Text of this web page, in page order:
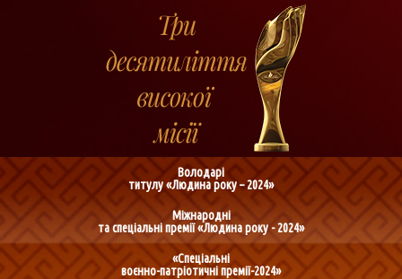
Володарі
титулу «Людина року – 2024»
Міжнародні
та спеціальні премії «Людина року - 2024»
«Спеціальні
воєнно-патріотичні премії-2024»